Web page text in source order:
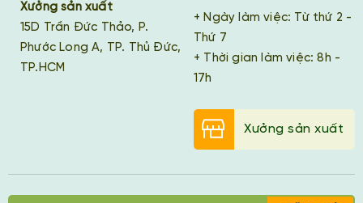
Xưởng sản xuất
15D Trần Đức Thảo, P.
Phước Long A, TP. Thủ Đức,
TP.HCM
+ Ngày làm việc: Từ thứ 2 -
Thứ 7
+ Thời gian làm việc: 8h -
17h
Xưởng sản xuất